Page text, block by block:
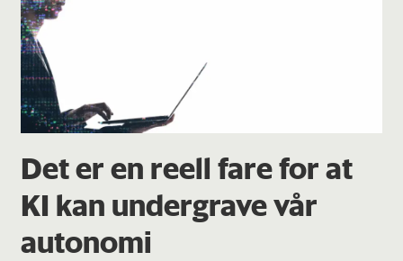
Det er en reell fare for at
KI kan undergrave vår
autonomi